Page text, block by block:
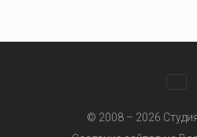
© 2008 – 2026